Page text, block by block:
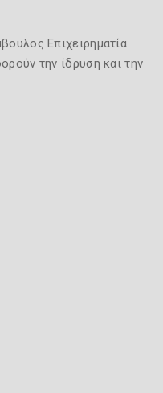
Επιχειρηματία
την ίδρυση και την